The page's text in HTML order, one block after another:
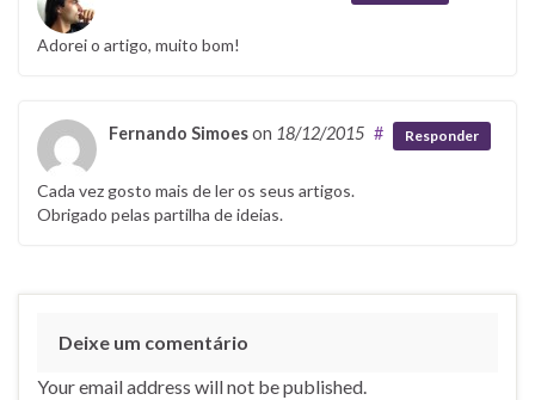
Adorei o artigo, muito bom!
Fernando Simoeson 18/12/2015 # Responder
Cada vez gosto mais de ler os seus artigos.
Obrigado pelas partilha de ideias.
Deixe um comentário
Your email address will not be published.